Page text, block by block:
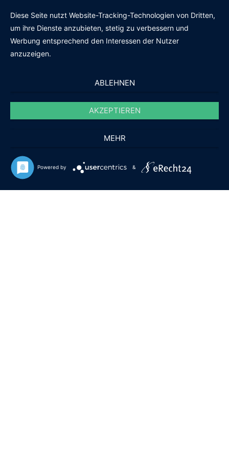
Mehr Informationen
Diese Seite nutzt Website-Tracking-Technologien von Dritten,
um ihre Dienste anzubieten, stetig zu verbessern und
Werbung entsprechend den Interessen der Nutzer
anzuzeigen.
ABLEHNEN
AKZEPTIEREN
MEHR
Powered by &